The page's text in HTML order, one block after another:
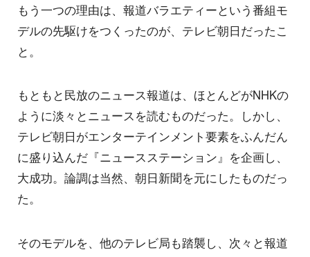
もう一つの理由は、報道バラエティーという番組モ
デルの先駆けをつくったのが、テレビ朝日だったこ
と。
もともと民放のニュース報道は、ほとんどがNHKの
ように淡々とニュースを読むものだった。しかし、
テレビ朝日がエンターテインメント要素をふんだん
に盛り込んだ『ニュースステーション』を企画し、
大成功。論調は当然、朝日新聞を元にしたものだっ
た。
そのモデルを、他のテレビ局も踏襲し、次々と報道